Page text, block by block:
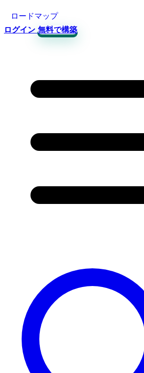
ロードマップ
ログイン 無料で構築